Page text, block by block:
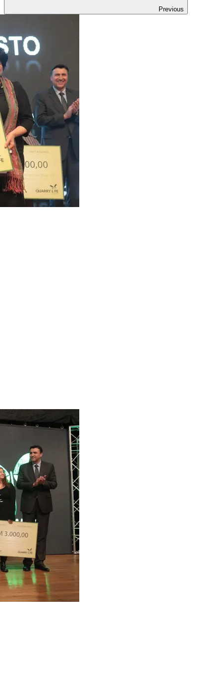
Previous